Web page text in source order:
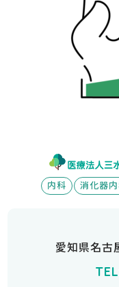
内科 消化器
愛知県名古